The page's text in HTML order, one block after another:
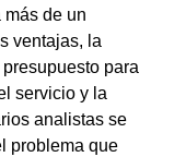
de un
ventajas, la
para
servicio y la
analistas se
problema que